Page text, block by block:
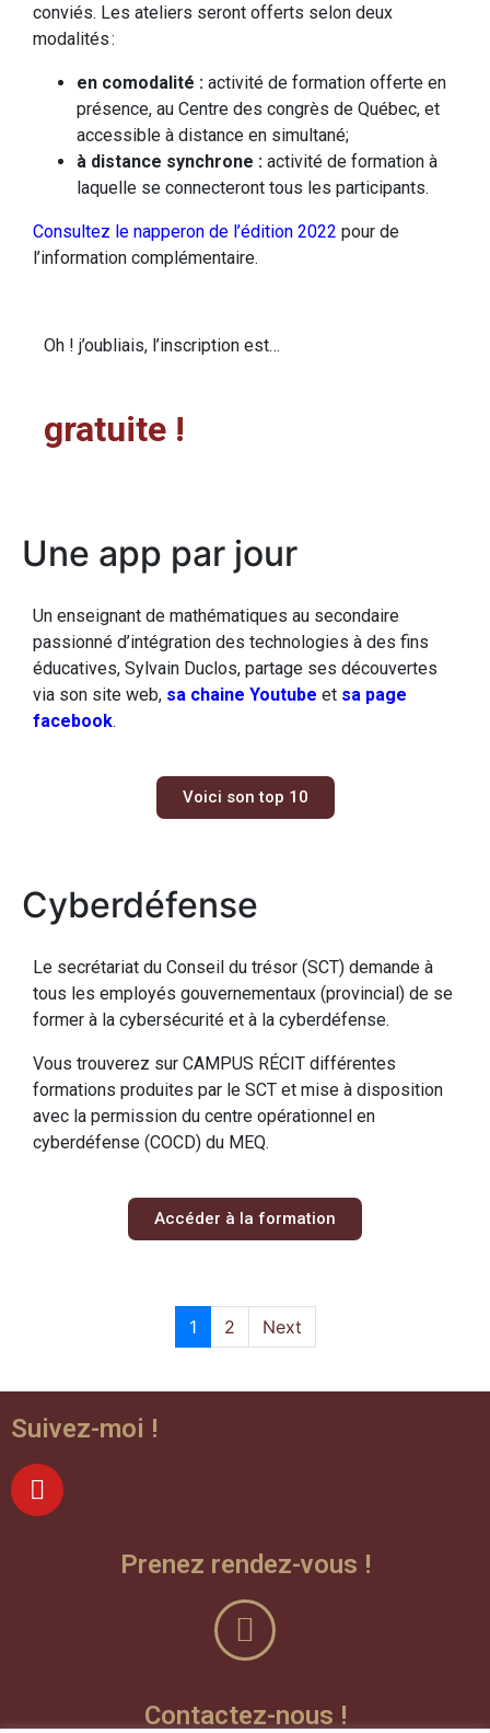
conviés. Les ateliers seront offerts selon deux
modalités :
en comodalité : activité de formation offerte en
présence, au Centre des congrès de Québec, et
accessible à distance en simultané;
à distance synchrone : activité de formation à
laquelle se connecteront tous les participants.
Consultez le napperon de l’édition 2022 pour de
l’information complémentaire.
Oh ! j’oubliais, l’inscription est…
gratuite !
Une app par jour
Un enseignant de mathématiques au secondaire
passionné d’intégration des technologies à des fins
éducatives, Sylvain Duclos, partage ses découvertes
via son site web, sa chaine Youtube et sa page
facebook.
Voici son top 10
Cyberdéfense
Le secrétariat du Conseil du trésor (SCT) demande à
tous les employés gouvernementaux (provincial) de se
former à la cybersécurité et à la cyberdéfense.
Vous trouverez sur CAMPUS RÉCIT différentes
formations produites par le SCT et mise à disposition
avec la permission du centre opérationnel en
cyberdéfense (COCD) du MEQ.
Accéder à la formation
1 2 Next
Suivez-moi !
Prenez rendez-vous !
Contactez-nous !